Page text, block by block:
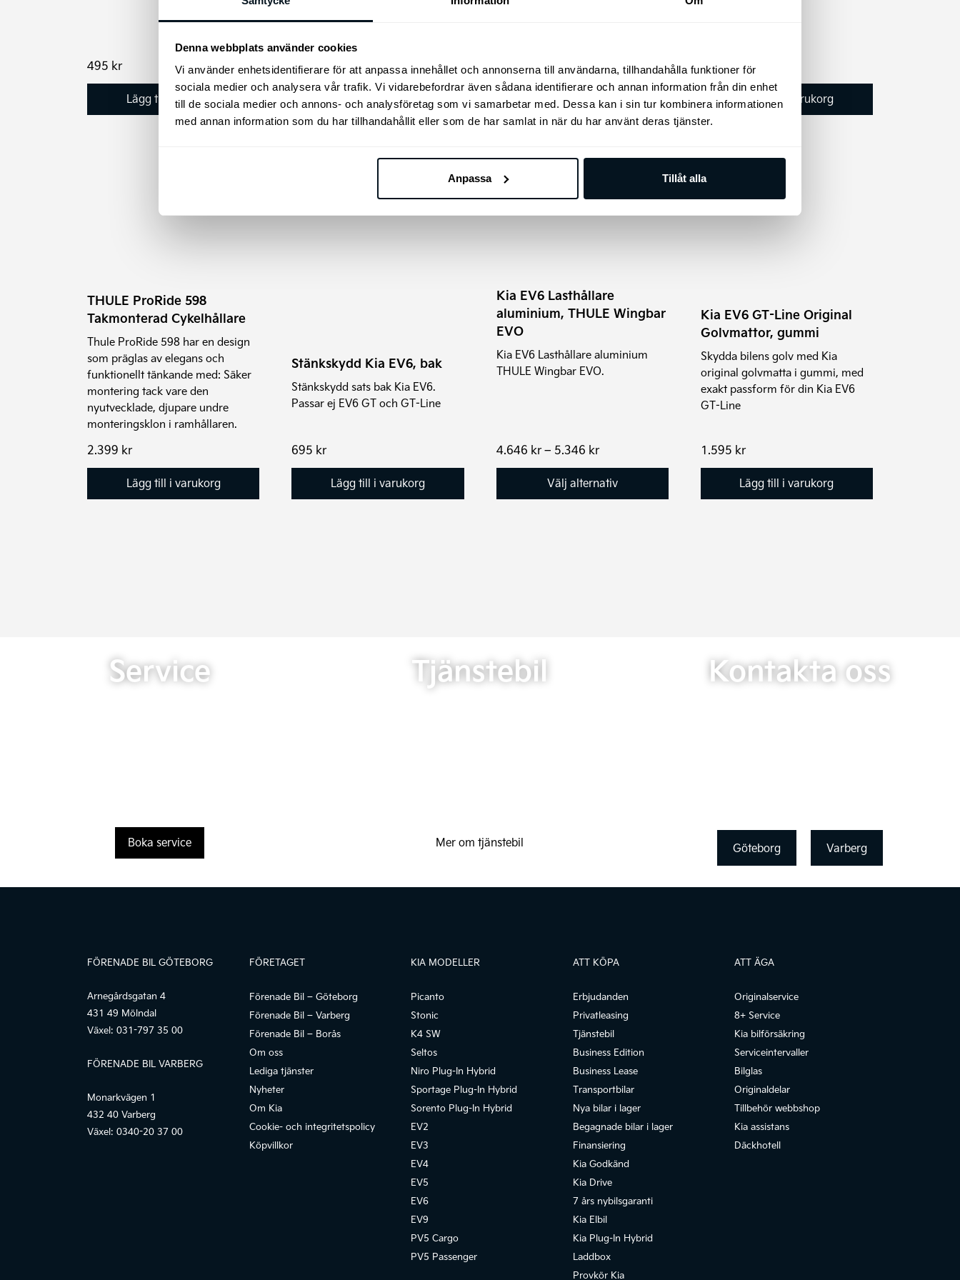
Denna webbplats använder cookies
Vi använder enhetsidentifierare för att anpassa innehållet och annonserna till användarna, tillhandahålla funktioner för
sociala medier och analysera vår trafik. Vi vidarebefordrar även sådana identifierare och annan information från din enhet
till de sociala medier och annons- och analysföretag som vi samarbetar med. Dessa kan i sin tur kombinera informationen
med annan information som du har tillhandahållit eller som de har samlat in när du har använt deras tjänster.
Anpassa Tillåt alla
495 kr
Lägg till i varukorg
GT 21″ (däck+fälg+tpms)
42.900kr –44.900kr Prisintervall:
42.900 kr
till
44.900 kr
Välj alternativ
produktsidan
695kr
Lägg till i varukorg
1.995kr
Lägg till i varukorg
THULE ProRide 598
Takmonterad Cykelhållare
Thule ProRide 598 har en design
som präglas av elegans och
funktionellt tänkande med: Säker
montering tack vare den
nyutvecklade, djupare undre
monteringsklon i ramhållaren.
2.399 kr
Lägg till i varukorg
Stänkskydd Kia EV6, bak
Stänkskydd sats bak Kia EV6.
Passar ej EV6 GT och GT-Line
695 kr
Lägg till i varukorg
Kia EV6 Lasthållare
aluminium, THULE Wingbar
EVO
Kia EV6 Lasthållare aluminium
THULE Wingbar EVO.
4.646 kr– 5.346 krPrisintervall:
till
5.346 kr
Välj alternativ
Den
olika
alternativen
kan
väljas
på
Kia EV6 GT-Line Original
Golvmattor, gummi
Skydda bilens golv med Kia
original golvmatta i gummi, med
exakt passform för din Kia EV6
GT-Line
1.595 kr
Lägg till i varukorg
Service
Boka service
Tjänstebil
Mer om tjänstebil
Kontakta oss
Göteborg Varberg
FÖRENADE BIL GÖTEBORG
Arnegårdsgatan 4
431 49 Mölndal
Växel: 031-797 35 00
FÖRENADE BIL VARBERG
Monarkvägen 1
432 40 Varberg
Växel: 0340-20 37 00
FÖRETAGET
Förenade Bil – Göteborg
Förenade Bil – Varberg
Förenade Bil – Borås
Om oss
Lediga tjänster
Nyheter
Om Kia
Cookie- och integritetspolicy
Köpvillkor
KIA MODELLER
Picanto
Stonic
K4 SW
Seltos
Niro Plug-In Hybrid
Sportage Plug-In Hybrid
Sorento Plug-In Hybrid
EV2
EV3
EV4
EV5
EV6
EV9
PV5 Cargo
PV5 Passenger
ATT KÖPA
Erbjudanden
Privatleasing
Tjänstebil
Business Edition
Business Lease
Transportbilar
Nya bilar i lager
Begagnade bilar i lager
Finansiering
Kia Godkänd
Kia Drive
7 års nybilsgaranti
Kia Elbil
Kia Plug-In Hybrid
Laddbox
Provkör Kia
ATT ÄGA
Originalservice
8+ Service
Kia bilförsäkring
Serviceintervaller
Bilglas
Originaldelar
Tillbehör webbshop
Kia assistans
Däckhotell